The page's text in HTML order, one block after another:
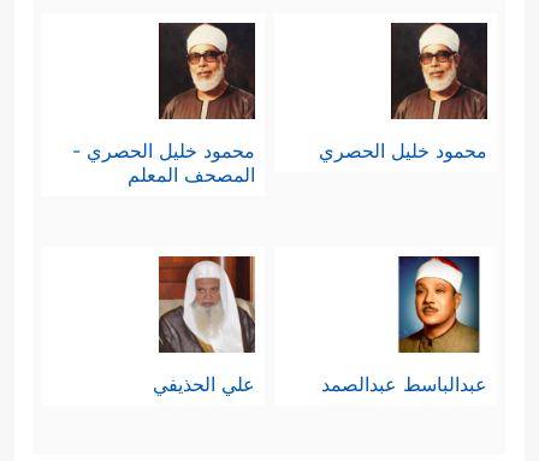
محمود خليل الحصري
محمود خليل الحصري -
المصحف المعلم
عبدالباسط عبدالصمد علي الحذيفي